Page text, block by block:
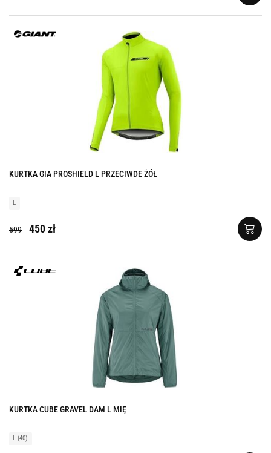
KURTKA GIA PROSHIELD L PRZECIWDE ŻÓŁ
L
599 450 zł
KURTKA CUBE GRAVEL DAM L MIĘ
L (40)